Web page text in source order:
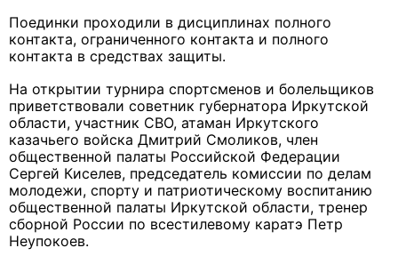
Поединки проходили в дисциплинах полного
контакта, ограниченного контакта и полного
контакта в средствах защиты.
На открытии турнира спортсменов и болельщиков
приветствовали советник губернатора Иркутской
области, участник СВО, атаман Иркутского
казачьего войска Дмитрий Смоликов, член
общественной палаты Российской Федерации
Сергей Киселев, председатель комиссии по делам
молодежи, спорту и патриотическому воспитанию
общественной палаты Иркутской области, тренер
сборной России по всестилевому каратэ Петр
Неупокоев.